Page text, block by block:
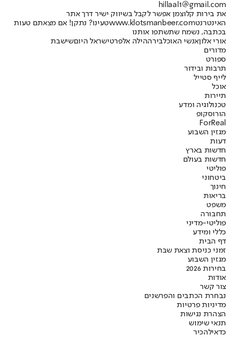
hillaal1@gmail.com
את בירות קלוצמן אפשר לקבל בשיווק ישיר דרך אתר
האינטרנטwww.klotsmanbeer.comטעינו? נתקן! אם מצאתם טעות
בכתבה, נשמח שתשתפו אותנו
אורי אלוןאנשי האוכלבירההילה אלפרטישראל היוםשישבת
מדורים
ספורט
תרבות ובידור
לייף סטייל
אוכל
תיירות
טכנולוגיה ומדע
הורוסקופ
ForReal
מגזין השבוע
דעות
חדשות בארץ
חדשות בעולם
פוליטי
ביטחוני
חינוך
בריאות
משפט
תחבורה
פוליטי-מדיני
כללי ומידע
דף הבית
זמני כניסת וצאת שבת
מגזין השבוע
בחירות 2026
אודות
צור קשר
נבחרת הכתבים והפרשנים
מדיניות פרטיות
הצהרת נגישות
תנאי שימוש
כדאילהכיר